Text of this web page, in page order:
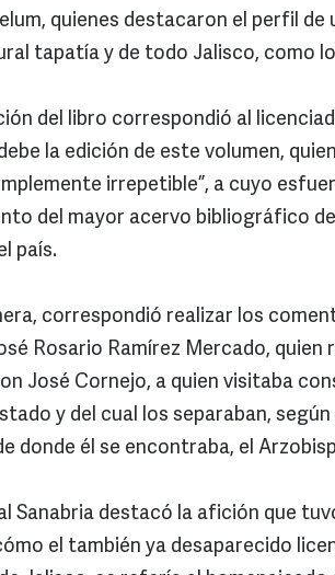
quienes destacaron el perfil
tapatía y de todo Jalisco, como
del libro correspondió al
la edición de este volumen,
irrepetible”, a cuyo
del mayor acervo bibliográfico
país.
correspondió realizar los
Rosario Ramírez Mercado,
José Cornejo, a quien visitaba
y del cual los separaban,
donde él se encontraba, el
Sanabria destacó la afición que
el también ya desaparecido